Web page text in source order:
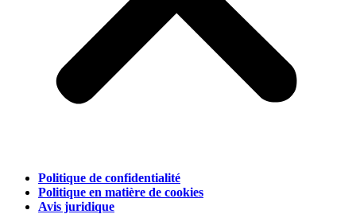
Politique de confidentialité
Politique en matière de cookies
Avis juridique